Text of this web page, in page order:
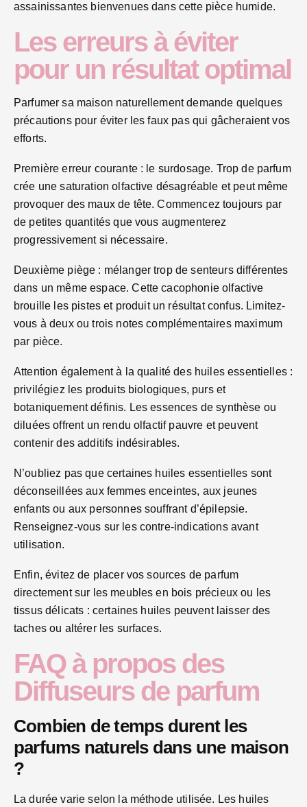
assainissantes bienvenues dans cette pièce humide.
Les erreurs à éviter
pour un résultat optimal
Parfumer sa maison naturellement demande quelques
précautions pour éviter les faux pas qui gâcheraient vos
efforts.
Première erreur courante : le surdosage. Trop de parfum
crée une saturation olfactive désagréable et peut même
provoquer des maux de tête. Commencez toujours par
de petites quantités que vous augmenterez
progressivement si nécessaire.
Deuxième piège : mélanger trop de senteurs différentes
dans un même espace. Cette cacophonie olfactive
brouille les pistes et produit un résultat confus. Limitez-
vous à deux ou trois notes complémentaires maximum
par pièce.
Attention également à la qualité des huiles essentielles :
privilégiez les produits biologiques, purs et
botaniquement définis. Les essences de synthèse ou
diluées offrent un rendu olfactif pauvre et peuvent
contenir des additifs indésirables.
N’oubliez pas que certaines huiles essentielles sont
déconseillées aux femmes enceintes, aux jeunes
enfants ou aux personnes souffrant d’épilepsie.
Renseignez-vous sur les contre-indications avant
utilisation.
Enfin, évitez de placer vos sources de parfum
directement sur les meubles en bois précieux ou les
tissus délicats : certaines huiles peuvent laisser des
taches ou altérer les surfaces.
FAQ à propos des
Diffuseurs de parfum
Combien de temps durent les
parfums naturels dans une maison
?
La durée varie selon la méthode utilisée. Les huiles